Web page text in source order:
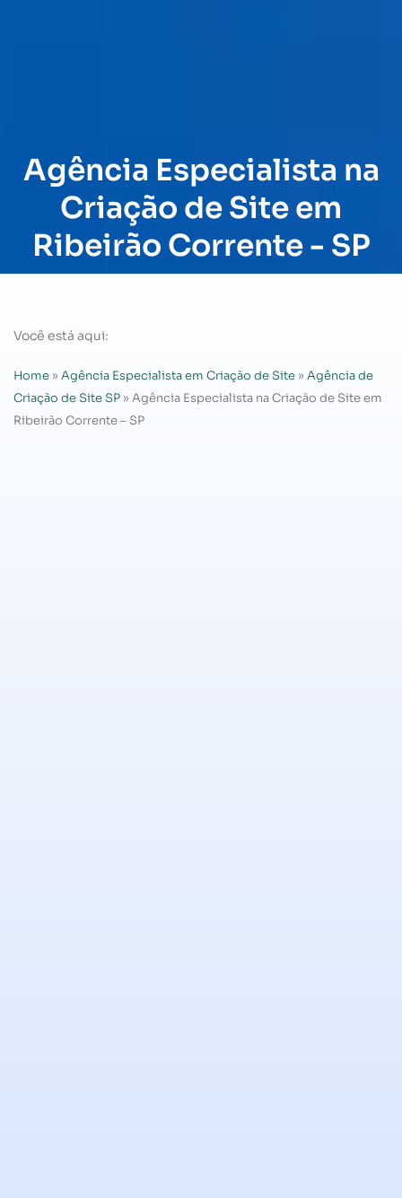
Agência Especialista na
Criação de Site em
Ribeirão Corrente - SP
Você está aqui:
Home » Agência Especialista em Criação de Site » Agência de
Criação de Site SP » Agência Especialista na Criação de Site em
Ribeirão Corrente – SP